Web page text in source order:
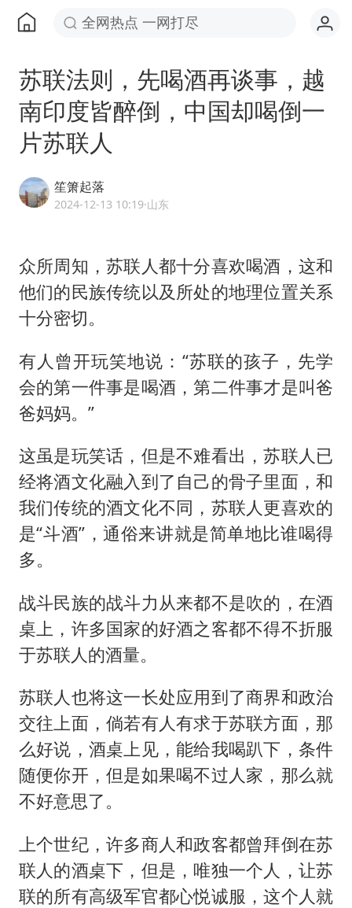
全网热点 一网打尽
苏联法则，先喝酒再谈事，越
南印度皆醉倒，中国却喝倒一
片苏联人
笙箫起落
2024-12-13 10:19·山东
众所周知，苏联人都十分喜欢喝酒，这和
他们的民族传统以及所处的地理位置关系
十分密切。
有人曾开玩笑地说：“苏联的孩子，先学
会的第一件事是喝酒，第二件事才是叫爸
爸妈妈。”
这虽是玩笑话，但是不难看出，苏联人已
经将酒文化融入到了自己的骨子里面，和
我们传统的酒文化不同，苏联人更喜欢的
是“斗酒”，通俗来讲就是简单地比谁喝得
多。
战斗民族的战斗力从来都不是吹的，在酒
桌上，许多国家的好酒之客都不得不折服
于苏联人的酒量。
苏联人也将这一长处应用到了商界和政治
交往上面，倘若有人有求于苏联方面，那
么好说，酒桌上见，能给我喝趴下，条件
随便你开，但是如果喝不过人家，那么就
不好意思了。
上个世纪，许多商人和政客都曾拜倒在苏
联人的酒桌下，但是，唯独一个人，让苏
联的所有高级军官都心悦诚服，这个人就